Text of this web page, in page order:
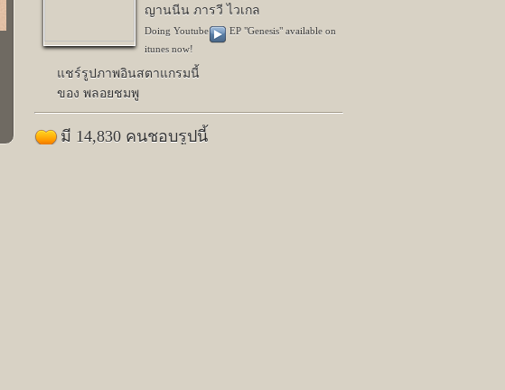
ญานนีน ภารวี ไวเกล
Doing Youtube
️ EP "Genesis" available on
itunes now!
แชร์รูปภาพอินสตาแกรมนี้
ของ พลอยชมพู
มี 14,830 คนชอบรูปนี้